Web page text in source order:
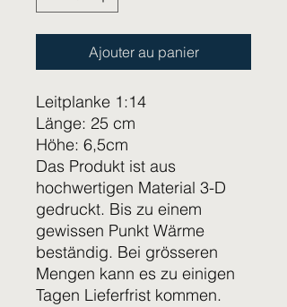
Ajouter au panier
Leitplanke 1:14
Länge: 25 cm
Höhe: 6,5cm
Das Produkt ist aus
hochwertigen Material 3-D
gedruckt. Bis zu einem
gewissen Punkt Wärme
beständig. Bei grösseren
Mengen kann es zu einigen
Tagen Lieferfrist kommen.